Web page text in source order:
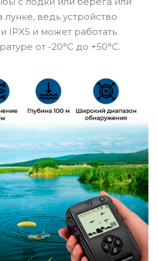
ведь устройство
IPX5 и может работать
от -20°C до +50°C.